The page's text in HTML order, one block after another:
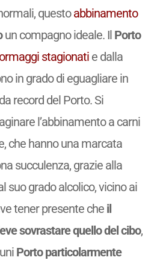
questoabbinamento
un compagno ideale. Il Porto
stagionatie dalla
in grado di eguagliare in
record del Porto. Si
l’abbinamento a carni
che hanno una marcata
succulenza, grazie alla
suo grado alcolico, vicino ai
tener presente che il
sovrastare quello del cibo,
Porto particolarmente